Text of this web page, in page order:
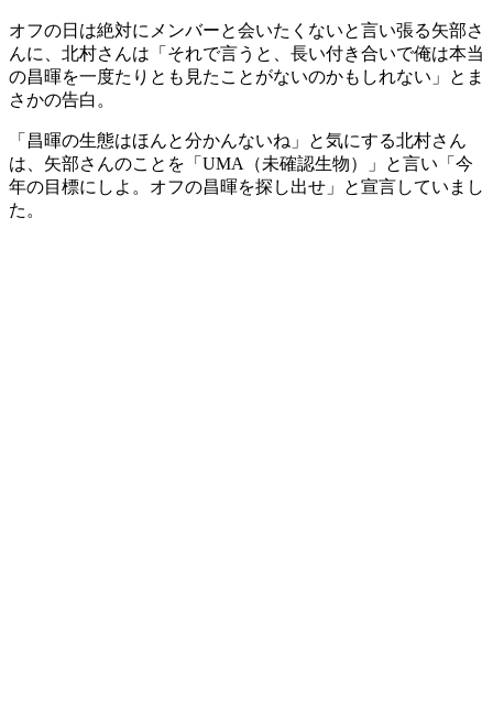
オフの日は絶対にメンバーと会いたくないと言い張る矢部さ
んに、北村さんは「それで言うと、長い付き合いで俺は本当
の昌暉を一度たりとも見たことがないのかもしれない」とま
さかの告白。
「昌暉の生態はほんと分かんないね」と気にする北村さん
は、矢部さんのことを「UMA（未確認生物）」と言い「今
年の目標にしよ。オフの昌暉を探し出せ」と宣言していまし
た。